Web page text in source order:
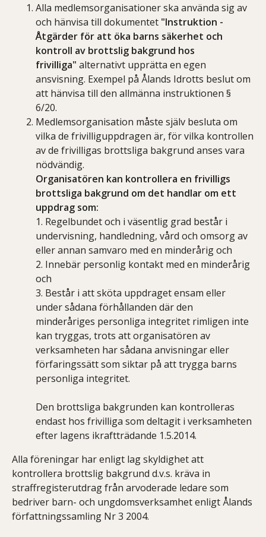
Alla medlemsorganisationer ska använda sig av
och hänvisa till dokumentet "Instruktion -
Åtgärder för att öka barns säkerhet och
kontroll av brottslig bakgrund hos
frivilliga" alternativt upprätta en egen
ansvisning. Exempel på Ålands Idrotts beslut om
att hänvisa till den allmänna instruktionen §
6/20.
Medlemsorganisation måste själv besluta om
vilka de frivilliguppdragen är, för vilka kontrollen
av de frivilligas brottsliga bakgrund anses vara
nödvändig.
Organisatören kan kontrollera en frivilligs
brottsliga bakgrund om det handlar om ett
uppdrag som:
​​​​​1. Regelbundet och i väsentlig grad består i
undervisning, handledning, vård och omsorg av
eller annan samvaro med en minderårig och
2. Innebär personlig kontakt med en minderårig
och
3. Består i att sköta uppdraget ensam eller
under sådana förhållanden där den
minderåriges personliga integritet rimligen inte
kan tryggas, trots att organisatören av
verksamheten har sådana anvisningar eller
förfaringssätt som siktar på att trygga barns
personliga integritet.
Den brottsliga bakgrunden kan kontrolleras
endast hos frivilliga som deltagit i verksamheten
efter lagens ikraftträdande 1.5.2014.
Alla föreningar har enligt lag skyldighet att
kontrollera brottslig bakgrund d.v.s. kräva in
straffregisterutdrag från arvoderade ledare som
bedriver barn- och ungdomsverksamhet enligt Ålands
författningssamling Nr 3 2004.